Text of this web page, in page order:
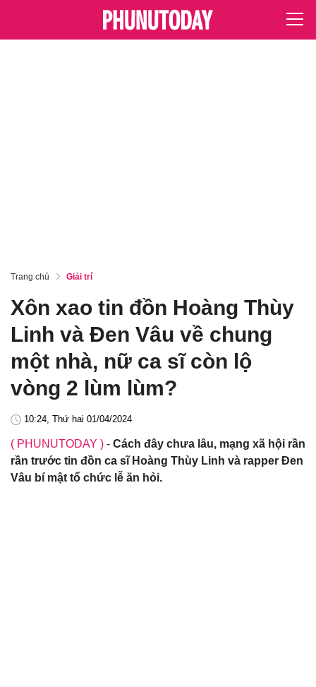
Trang chủ Giải trí
Xôn xao tin đồn Hoàng Thùy
Linh và Đen Vâu về chung
một nhà, nữ ca sĩ còn lộ
vòng 2 lùm lùm?
10:24, Thứ hai 01/04/2024
( PHUNUTODAY ) - Cách đây chưa lâu, mạng xã hội rần
rần trước tin đồn ca sĩ Hoàng Thùy Linh và rapper Đen
Vâu bí mật tổ chức lễ ăn hỏi.